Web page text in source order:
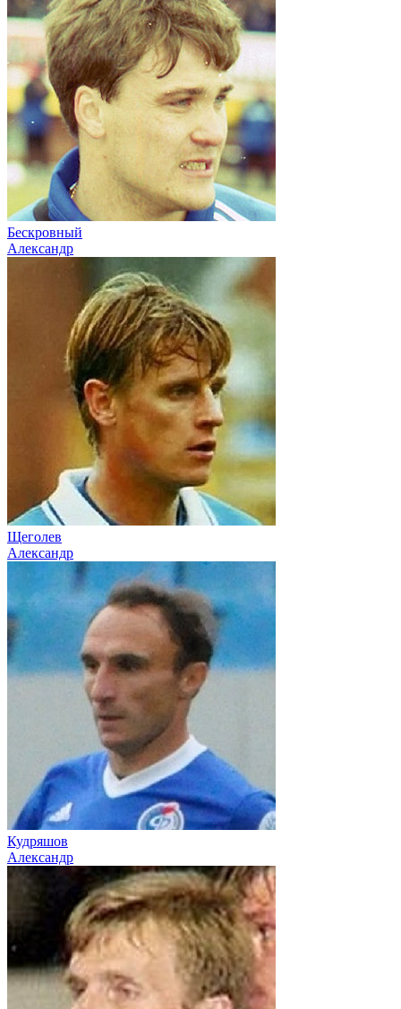
Бескровный
Александр
Щеголев
Александр
Кудряшов
Александр